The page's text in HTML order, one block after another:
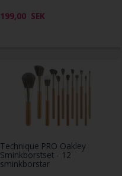
199,00 SEK
Technique PRO Oakley
Sminkborstset - 12
sminkborstar